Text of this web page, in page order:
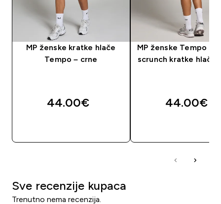
MP ženske kratke hlače
Tempo – crne
44.00€‎
MP ženske Tempo
scrunch kratke hlače
44.00€‎
Sve recenzije kupaca
Trenutno nema recenzija.